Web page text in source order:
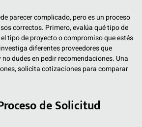
parecer complicado, pero es un proceso
correctos. Primero, evalúa qué tipo de
tipo de proyecto o compromiso que estés
diferentes proveedores que
dudes en pedir recomendaciones. Una
solicita cotizaciones para comparar
de Solicitud